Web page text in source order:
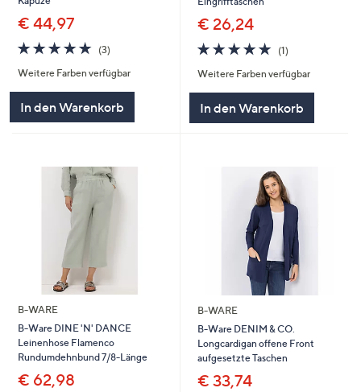
€ 44,97
5.0
von
5
(3)3
Weitere Farben verfügbar
In den Warenkorb
€ 26,24
5.0
von
5
(1)1
Weitere Farben verfügbar
In den Warenkorb
B-WARE
B-Ware DINE 'N' DANCE
Leinenhose Flamenco
Rundumdehnbund 7/8-Länge
€ 62,98
B-WARE
B-Ware DENIM & CO.
Longcardigan offene Front
aufgesetzte Taschen
€ 33,74